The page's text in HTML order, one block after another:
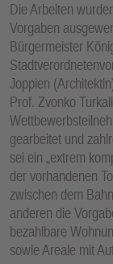
Die Arbeiten
Vorgaben
Bürgermeister
Joppien
Prof. Zvonko
gearbeitet und
sei ein „extrem
der vorhandenen
zwischen dem
anderen die
bezahlbare
sowie Areale mit